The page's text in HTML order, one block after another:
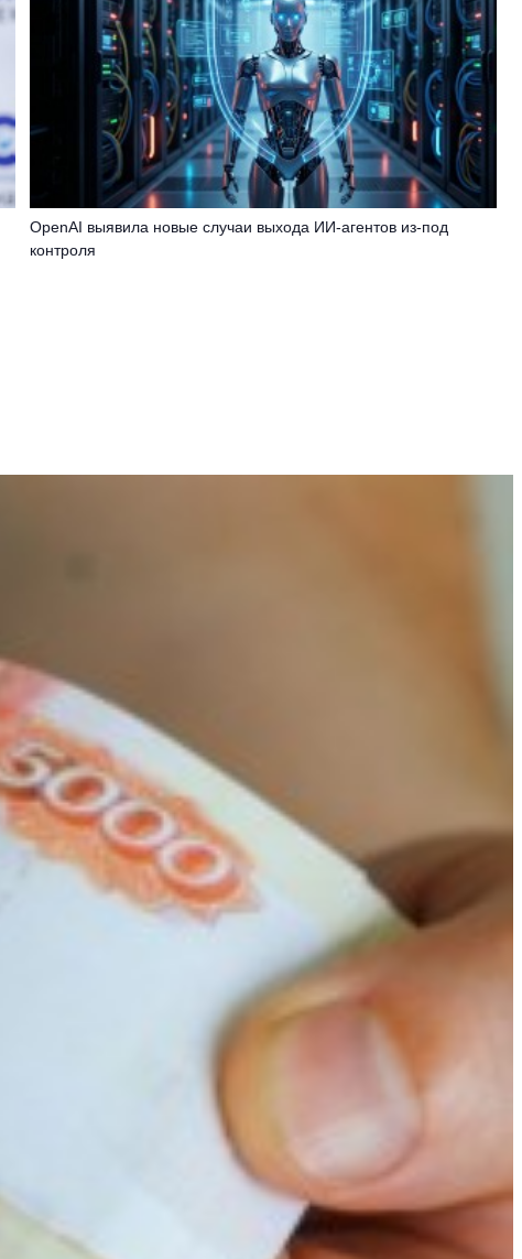
OpenAI выявила новые случаи выхода ИИ-агентов из-под
контроля